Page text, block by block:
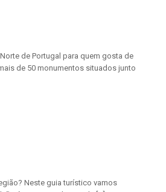
de Portugal para quem gosta de
de 50 monumentos situados junto
Neste guia turístico vamos